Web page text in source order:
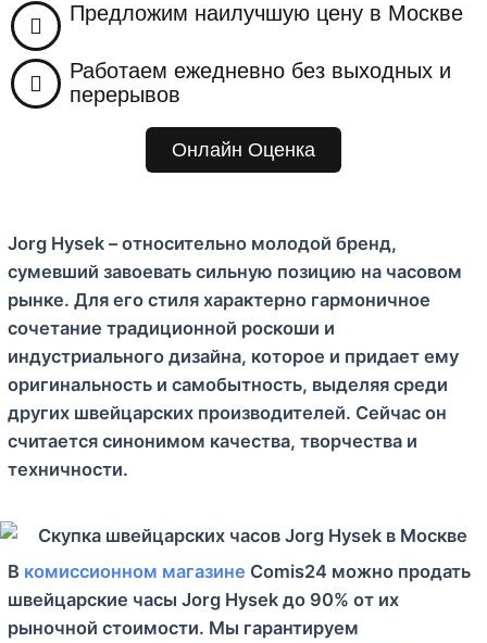
ж
м
Предложим наилучшую цену в Москве
Работаем ежедневно без выходных и
перерывов
Онлайн Оценка
Jorg Hysek – относительно молодой бренд,
сумевший завоевать сильную позицию на часовом
рынке. Для его стиля характерно гармоничное
сочетание традиционной роскоши и
индустриального дизайна, которое и придает ему
оригинальность и самобытность, выделяя среди
других швейцарских производителей. Сейчас он
считается синонимом качества, творчества и
техничности.
В комиссионном магазине Comis24 можно продать
швейцарские часы Jorg Hysek до 90% от их
рыночной стоимости. Мы гарантируем